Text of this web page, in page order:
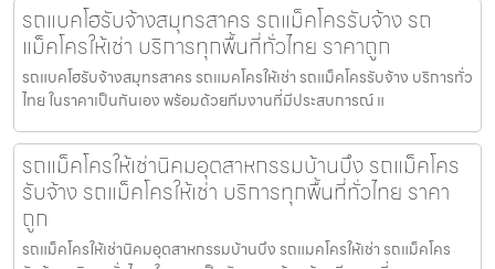
รถแบคโฮรับจ้างสมุทรสาคร รถแม็คโครรับจ้าง รถ
แม็คโครให้เช่า บริการทุกพื้นที่ทั่วไทย ราคาถูก
รถแบคโฮรับจ้างสมุทรสาคร รถแมคโครให้เช่า รถแม็คโครรับจ้าง บริการทั่ว
ไทย ในราคาเป็นกันเอง พร้อมด้วยทีมงานที่มีประสบการณ์ แ
รถแม็คโครให้เช่านิคมอุตสาหกรรมบ้านบึง รถแม็คโคร
รับจ้าง รถแม็คโครให้เช่า บริการทุกพื้นที่ทั่วไทย ราคา
ถูก
รถแม็คโครให้เช่านิคมอุตสาหกรรมบ้านบึง รถแมคโครให้เช่า รถแม็คโคร